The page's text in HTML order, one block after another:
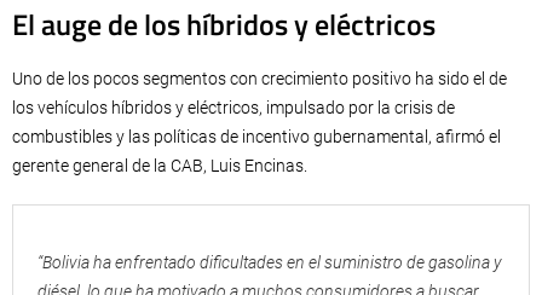
El auge de los híbridos y eléctricos
Uno de los pocos segmentos con crecimiento positivo ha sido el de
los vehículos híbridos y eléctricos, impulsado por la crisis de
combustibles y las políticas de incentivo gubernamental, afirmó el
gerente general de la CAB, Luis Encinas.
“Bolivia ha enfrentado dificultades en el suministro de gasolina y
diésel, lo que ha motivado a muchos consumidores a buscar